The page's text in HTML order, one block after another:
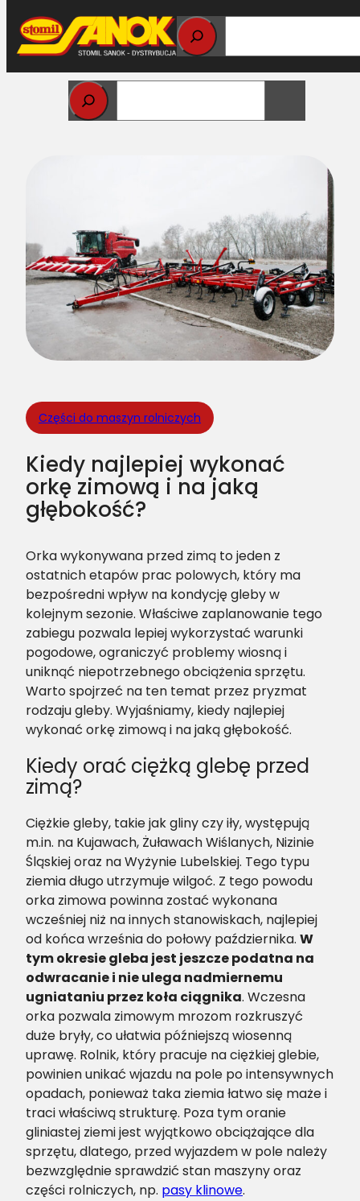
Przejdź
do
treści
Strona główna >
najlepiej wykonać orkę zimową i na jaką głębokość?
Części do maszyn rolniczych
Kiedy najlepiej wykonać
orkę zimową i na jaką
głębokość?
Orka wykonywana przed zimą to jeden z
ostatnich etapów prac polowych, który ma
bezpośredni wpływ na kondycję gleby w
kolejnym sezonie. Właściwe zaplanowanie tego
zabiegu pozwala lepiej wykorzystać warunki
pogodowe, ograniczyć problemy wiosną i
uniknąć niepotrzebnego obciążenia sprzętu.
Warto spojrzeć na ten temat przez pryzmat
rodzaju gleby. Wyjaśniamy, kiedy najlepiej
wykonać orkę zimową i na jaką głębokość.
Kiedy orać ciężką glebę przed
zimą?
Ciężkie gleby, takie jak gliny czy iły, występują
m.in. na Kujawach, Żuławach Wiślanych, Nizinie
Śląskiej oraz na Wyżynie Lubelskiej. Tego typu
ziemia długo utrzymuje wilgoć. Z tego powodu
orka zimowa powinna zostać wykonana
wcześniej niż na innych stanowiskach, najlepiej
od końca września do połowy października. W
tym okresie gleba jest jeszcze podatna na
odwracanie i nie ulega nadmiernemu
ugniataniu przez koła ciągnika. Wczesna
orka pozwala zimowym mrozom rozkruszyć
duże bryły, co ułatwia późniejszą wiosenną
uprawę. Rolnik, który pracuje na ciężkiej glebie,
powinien unikać wjazdu na pole po intensywnych
opadach, ponieważ taka ziemia łatwo się maże i
traci właściwą strukturę. Poza tym oranie
gliniastej ziemi jest wyjątkowo obciążające dla
sprzętu, dlatego, przed wyjazdem w pole należy
bezwzględnie sprawdzić stan maszyny oraz
części rolniczych, np. pasy klinowe.